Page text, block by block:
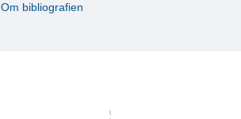
Om bibliografien